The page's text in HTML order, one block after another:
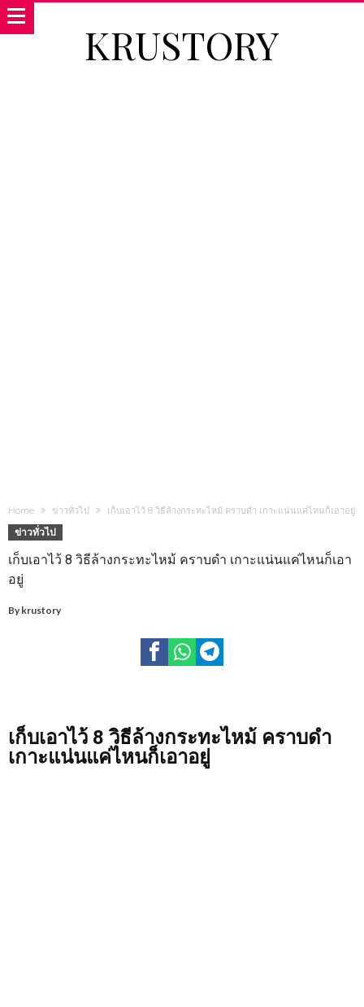
KRUSTORY
Home ข่าวทั่วไป เก็บเอาไว้ 8 วิธีล้างกระทะไหม้ คราบดำ เกาะแน่นแค่ไหนก็เอาอยู่
ข่าวทั่วไป
เก็บเอาไว้ 8 วิธีล้างกระทะไหม้ คราบดำ เกาะแน่นแค่ไหนก็เอา
อยู่
By krustory
เก็บเอาไว้ 8 วิธีล้างกระทะไหม้ คราบดำ
เกาะแน่นแค่ไหนก็เอาอยู่